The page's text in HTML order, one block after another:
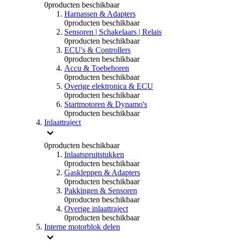
0producten beschikbaar
Harnassen & Adapters
0producten beschikbaar
Sensoren | Schakelaars | Relais
0producten beschikbaar
ECU's & Controllers
0producten beschikbaar
Accu & Toebehoren
0producten beschikbaar
Overige elektronica & ECU
0producten beschikbaar
Startmotoren & Dynamo's
0producten beschikbaar
Inlaattraject
0producten beschikbaar
Inlaatspruitstukken
0producten beschikbaar
Gaskleppen & Adapters
0producten beschikbaar
Pakkingen & Sensoren
0producten beschikbaar
Overige inlaattraject
0producten beschikbaar
Interne motorblok delen